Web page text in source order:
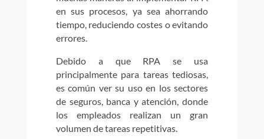
en sus procesos, ya sea ahorrando
tiempo, reduciendo costes o evitando
errores.
Debido a que RPA se usa
principalmente para tareas tediosas,
es común ver su uso en los sectores
de seguros, banca y atención, donde
los empleados realizan un gran
volumen de tareas repetitivas.